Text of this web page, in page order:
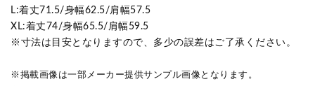
L:着丈71.5/身幅62.5/肩幅57.5
XL:着丈74/身幅65.5/肩幅59.5
※寸法は目安となりますので、多少の誤差はご了承ください。
※掲載画像は一部メーカー提供サンプル画像となります。